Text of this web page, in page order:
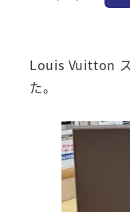
Louis Vuitton
た。